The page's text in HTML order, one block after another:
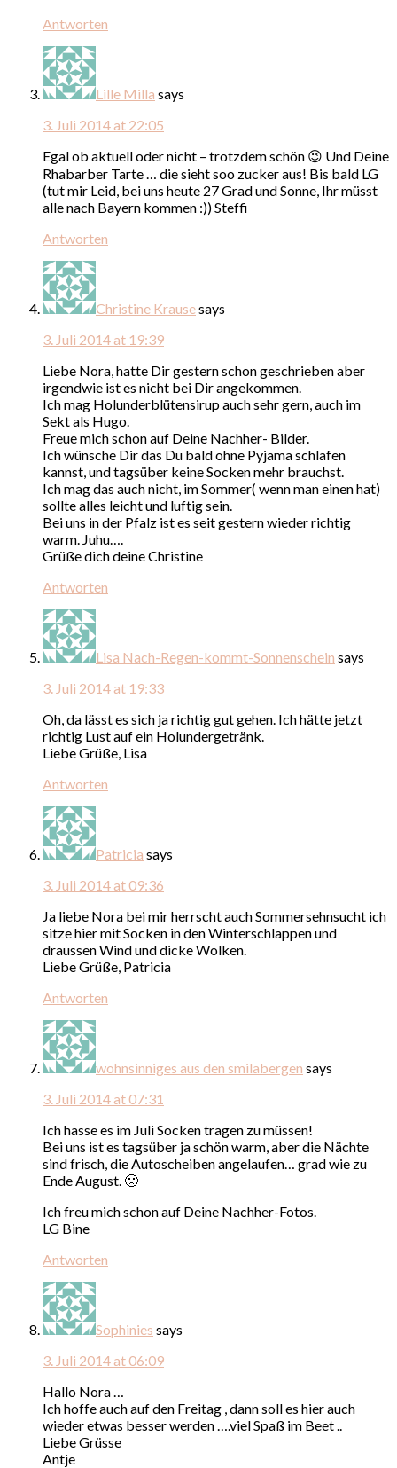
Antworten
Lille Milla says
3. Juli 2014 at 22:05
Egal ob aktuell oder nicht – trotzdem schön 😉 Und Deine
Rhabarber Tarte … die sieht soo zucker aus! Bis bald LG
(tut mir Leid, bei uns heute 27 Grad und Sonne, Ihr müsst
alle nach Bayern kommen :)) Steffi
Antworten
Christine Krausesays
3. Juli 2014 at 19:39
Liebe Nora, hatte Dir gestern schon geschrieben aber
irgendwie ist es nicht bei Dir angekommen.
Ich mag Holunderblütensirup auch sehr gern, auch im
Sekt als Hugo.
Freue mich schon auf Deine Nachher- Bilder.
Ich wünsche Dir das Du bald ohne Pyjama schlafen
kannst, und tagsüber keine Socken mehr brauchst.
Ich mag das auch nicht, im Sommer( wenn man einen hat)
sollte alles leicht und luftig sein.
Bei uns in der Pfalz ist es seit gestern wieder richtig
warm. Juhu….
Grüße dich deine Christine
Antworten
Lisa Nach-Regen-kommt-Sonnenschein says
3. Juli 2014 at 19:33
Oh, da lässt es sich ja richtig gut gehen. Ich hätte jetzt
richtig Lust auf ein Holundergetränk.
Liebe Grüße, Lisa
Antworten
Patricia says
3. Juli 2014 at 09:36
Ja liebe Nora bei mir herrscht auch Sommersehnsucht ich
sitze hier mit Socken in den Winterschlappen und
draussen Wind und dicke Wolken.
Liebe Grüße, Patricia
Antworten
wohnsinniges aus den smilabergen says
3. Juli 2014 at 07:31
Ich hasse es im Juli Socken tragen zu müssen!
Bei uns ist es tagsüber ja schön warm, aber die Nächte
sind frisch, die Autoscheiben angelaufen… grad wie zu
Ende August. 🙁
Ich freu mich schon auf Deine Nachher-Fotos.
LG Bine
Antworten
Sophinies says
3. Juli 2014 at 06:09
Hallo Nora …
Ich hoffe auch auf den Freitag , dann soll es hier auch
wieder etwas besser werden ….viel Spaß im Beet ..
Liebe Grüsse
Antje